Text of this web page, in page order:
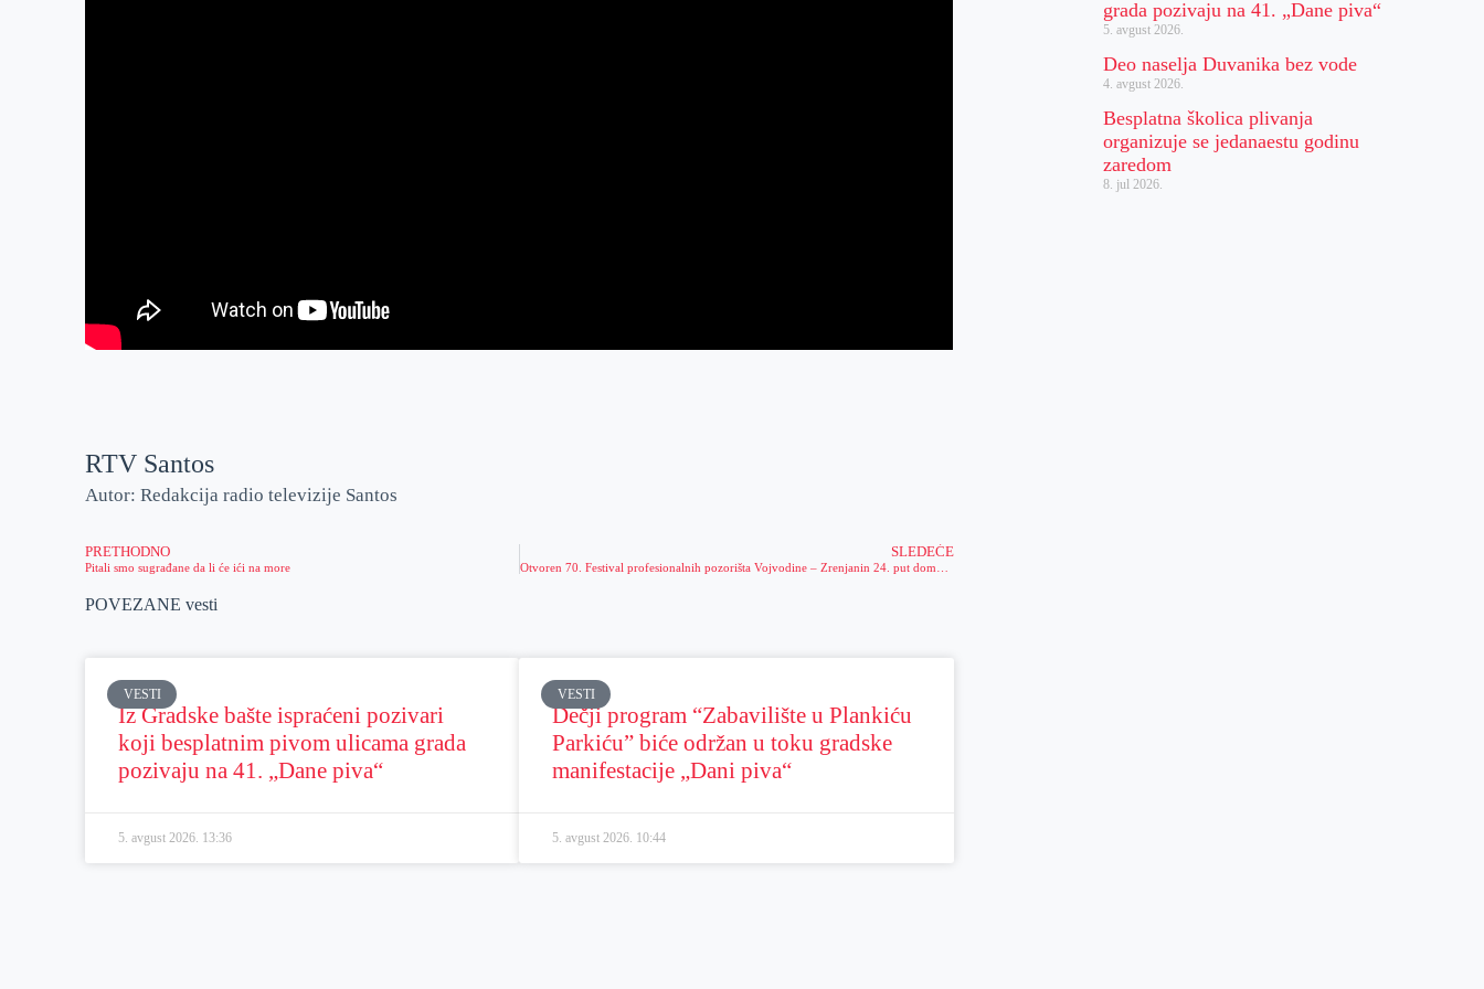
RTV Santos
Autor: Redakcija radio televizije Santos
PRETHODNO
Pitali smo sugrađane da li će ići na more
SLEDEĆE
POVEZANE vesti
VESTI
Iz Gradske bašte ispraćeni pozivari
koji besplatnim pivom ulicama grada
pozivaju na 41. „Dane piva“
5. avgust 2026. 13:36
VESTI
Dečji program “Zabavilište u Plankiću
Parkiću” biće održan u toku gradske
manifestacije „Dani piva“
5. avgust 2026. 10:44
grada pozivaju na 41. „Dane piva“
5. avgust 2026.
Deo naselja Duvanika bez vode
4. avgust 2026.
Besplatna školica plivanja
organizuje se jedanaestu godinu
zaredom
8. jul 2026.